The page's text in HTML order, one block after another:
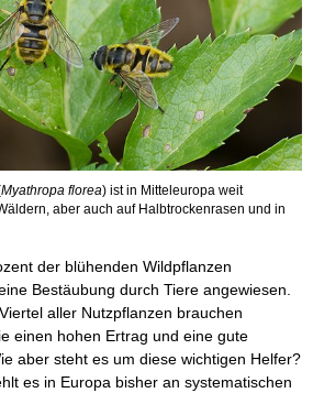
Myathropa florea) ist in Mitteleuropa weit
aber auch auf Halbtrockenrasen und in
der blühenden Wildpflanzen
Bestäubung durch Tiere angewiesen.
aller Nutzpflanzen brauchen
einen hohen Ertrag und eine gute
aber steht es um diese wichtigen Helfer?
es in Europa bisher an systematischen